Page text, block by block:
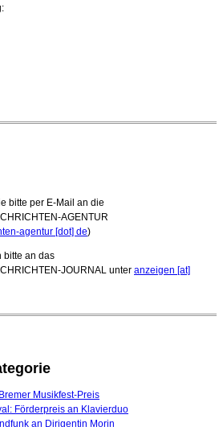
Uhr
bitte per E-Mail an die
AGENTUR
agentur [dot] de)
bitte an das
JOURNAL unter anzeigen [at]
Musikfest-Preis
Förderpreis an Klavierduo
an Dirigentin Morin